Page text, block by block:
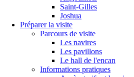
Saint-Gilles
Joshua
Préparer la visite
Parcours de visite
Les navires
Les pavillons
Le hall de l'encan
Informations pratiques